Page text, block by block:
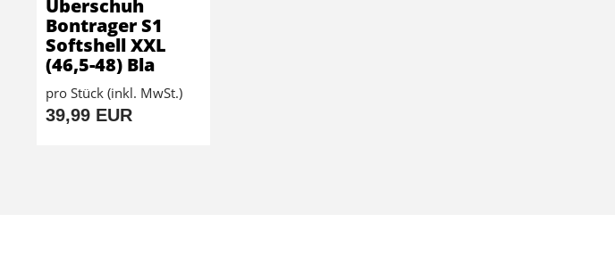
Überschuh
Bontrager S1
Softshell XXL
(46,5-48) Bla
pro Stück (inkl. MwSt.)
39,99 EUR